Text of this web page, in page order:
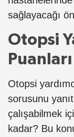
sağlayacağı
Otopsi
Otopsi
sorusunu
çalışabilmek
kadar? Bu